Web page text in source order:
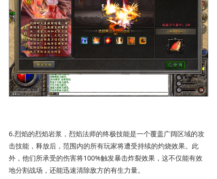
6.烈焰的烈焰岩浆，烈焰法师的终极技能是一个覆盖广阔区域的攻
击技能，释放后，范围内的所有玩家将遭受持续的灼烧效果。此
外，他们所承受的伤害将100%触发暴击炸裂效果，这不仅能有效
地分割战场，还能迅速清除敌方的有生力量。